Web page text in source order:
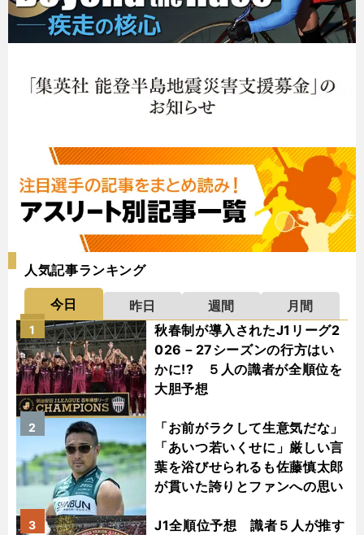
人気記事ランキング
今日 昨日 週間
月間
秋春制が導入されたJ1リーグ2
026－27シーズンの行方はい
かに!? ５人の識者が全順位を
大胆予想
1
「お前がラクして生意気だな」
「あいつ若いくせに」厳しい言
葉を浴びせられるも佐藤慎太郎
が貫いた誇りとファンへの思い
2
J1全順位予想 識者５人が推す
3